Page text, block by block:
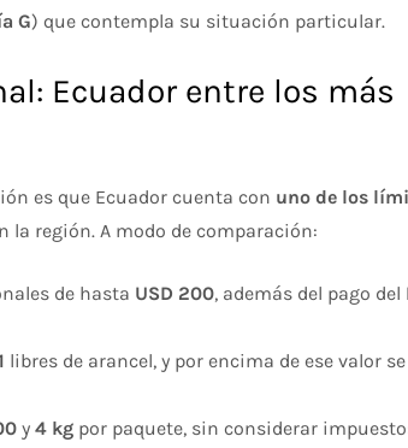
G) que contempla su situación particular.
Ecuador entre los más
es que Ecuador cuenta con uno de los
la región. A modo de comparación:
de hasta USD 200, además del pago del
libres de arancel, y por encima de ese valor
y4 kg por paquete, sin considerar